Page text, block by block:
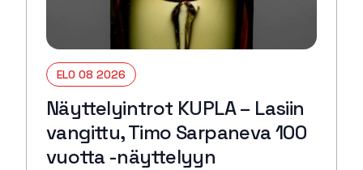
ELO 08 2026
Näyttelyintrot KUPLA – Lasiin
vangittu, Timo Sarpaneva 100
vuotta -näyttelyyn